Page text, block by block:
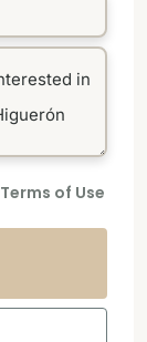
Terms of Use